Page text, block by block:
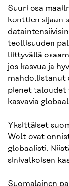
Suuri osa
konttien sijaan
teollisuuden
liittyvällä
jos kasvua ja
mahdollistanut
pienet taloudet
kasvavia
Yksittäiset
Wolt ovat
globaalisti.
sinivalkoisen
Suomalainen